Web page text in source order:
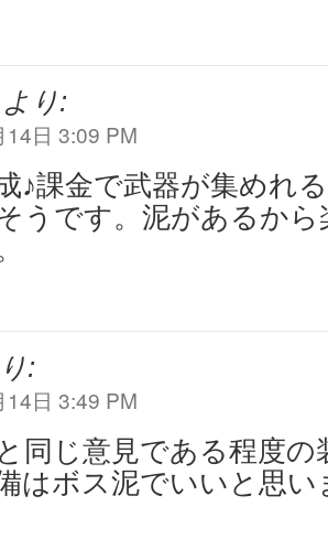
より:
14日 3:09 PM
♪課金で武器が集めれ
うです。泥があるか
:
14日 3:49 PM
同じ意見である程度
はボス泥でいいと思い